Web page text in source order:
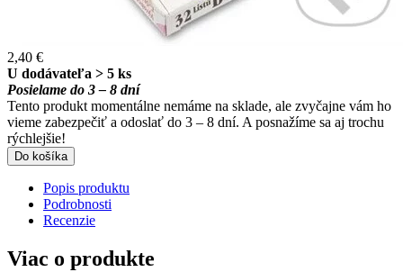
2,40 €
U dodávateľa > 5 ks
Posielame do 3 – 8 dní
Tento produkt momentálne nemáme na sklade, ale zvyčajne vám ho
vieme zabezpečiť a odoslať do 3 – 8 dní. A posnažíme sa aj trochu
rýchlejšie!
Do košíka
Popis produktu
Podrobnosti
Recenzie
Viac o produkte